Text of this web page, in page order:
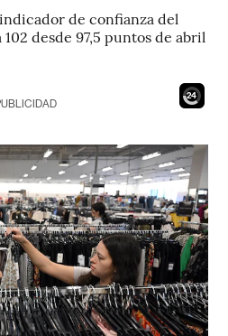
de confianza del
desde 97,5 puntos de abril
22